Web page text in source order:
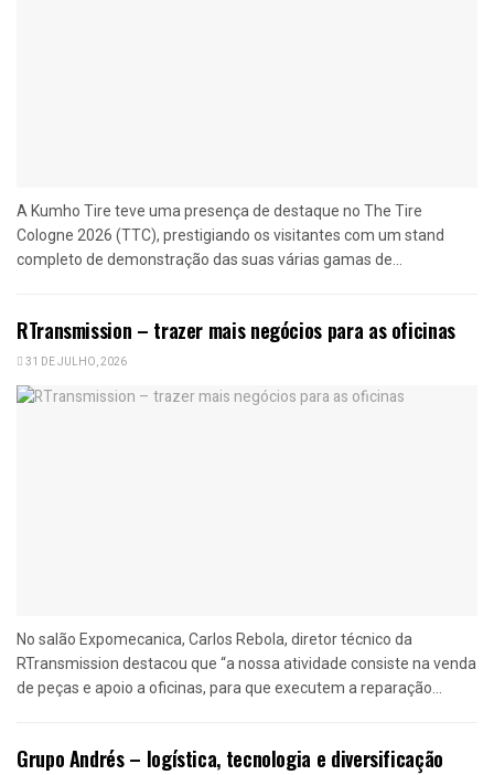
A Kumho Tire teve uma presença de destaque no The Tire
Cologne 2026 (TTC), prestigiando os visitantes com um stand
completo de demonstração das suas várias gamas de...
RTransmission – trazer mais negócios para as oficinas
31 DE JULHO, 2026
No salão Expomecanica, Carlos Rebola, diretor técnico da
RTransmission destacou que “a nossa atividade consiste na venda
de peças e apoio a oficinas, para que executem a reparação...
Grupo Andrés – logística, tecnologia e diversificação